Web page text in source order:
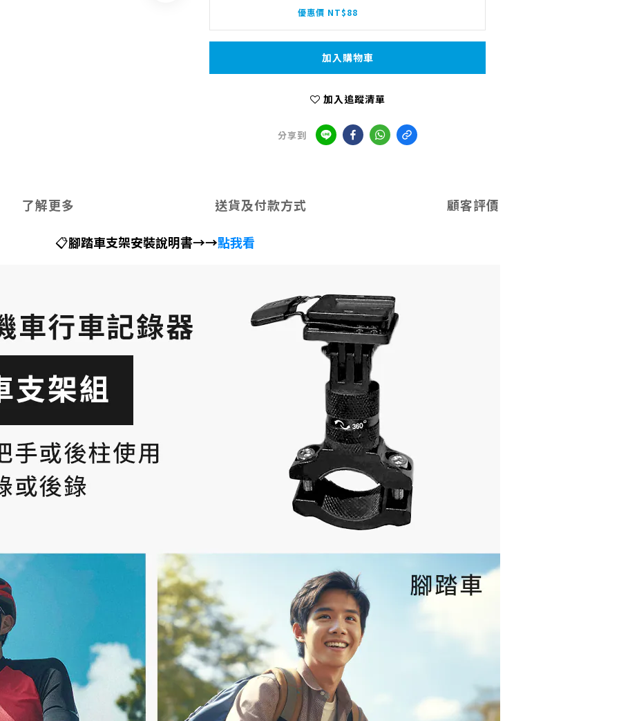
優惠價 NT$88
加入購物車
加入追蹤清單
分享到
了解更多 送貨及付款方式 顧客評價
📋腳踏車支架安裝說明書→→點我看